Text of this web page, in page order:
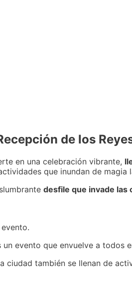
de los
en una celebración vibrante,
que inundan de magia
desfile que invade las
evento que envuelve a todos
también se llenan de